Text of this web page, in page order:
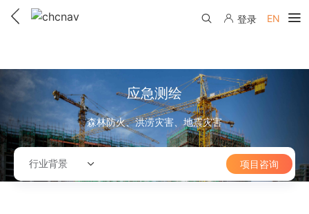
解决方案
服务与支持
下载中心
教学视频
联系我们
国内分支机构
登录 EN
应急测绘
森林防火、洪涝灾害、地震灾害
行业背景 项目咨询